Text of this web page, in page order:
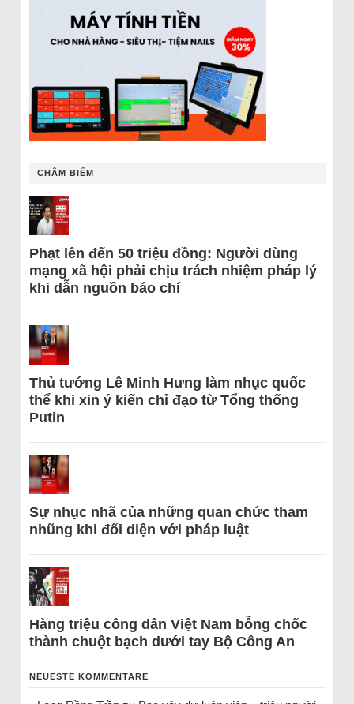
CHÂM BIẾM
Phạt lên đến 50 triệu đồng: Người dùng
mạng xã hội phải chịu trách nhiệm pháp lý
khi dẫn nguồn báo chí
Thủ tướng Lê Minh Hưng làm nhục quốc
thể khi xin ý kiến chỉ đạo từ Tổng thống
Putin
Sự nhục nhã của những quan chức tham
nhũng khi đối diện với pháp luật
Hàng triệu công dân Việt Nam bỗng chốc
thành chuột bạch dưới tay Bộ Công An
NEUESTE KOMMENTARE